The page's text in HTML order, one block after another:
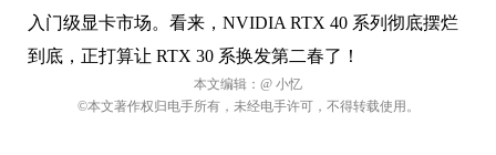
入门级显卡市场。看来，NVIDIA RTX 40 系列彻底摆烂
到底，正打算让 RTX 30 系换发第二春了！
本文编辑： @ 小忆
©本文著作权归电手所有，未经电手许可，不得转载使用。